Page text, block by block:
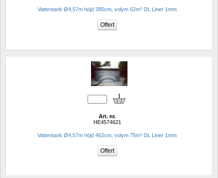
Vattentank Ø4,57m höjd 385cm, volym 62m³ DL Liner 1mm
Art. nr.
HE4574621
Vattentank Ø4,57m höjd 462cm, volym 75m³ DL Liner 1mm